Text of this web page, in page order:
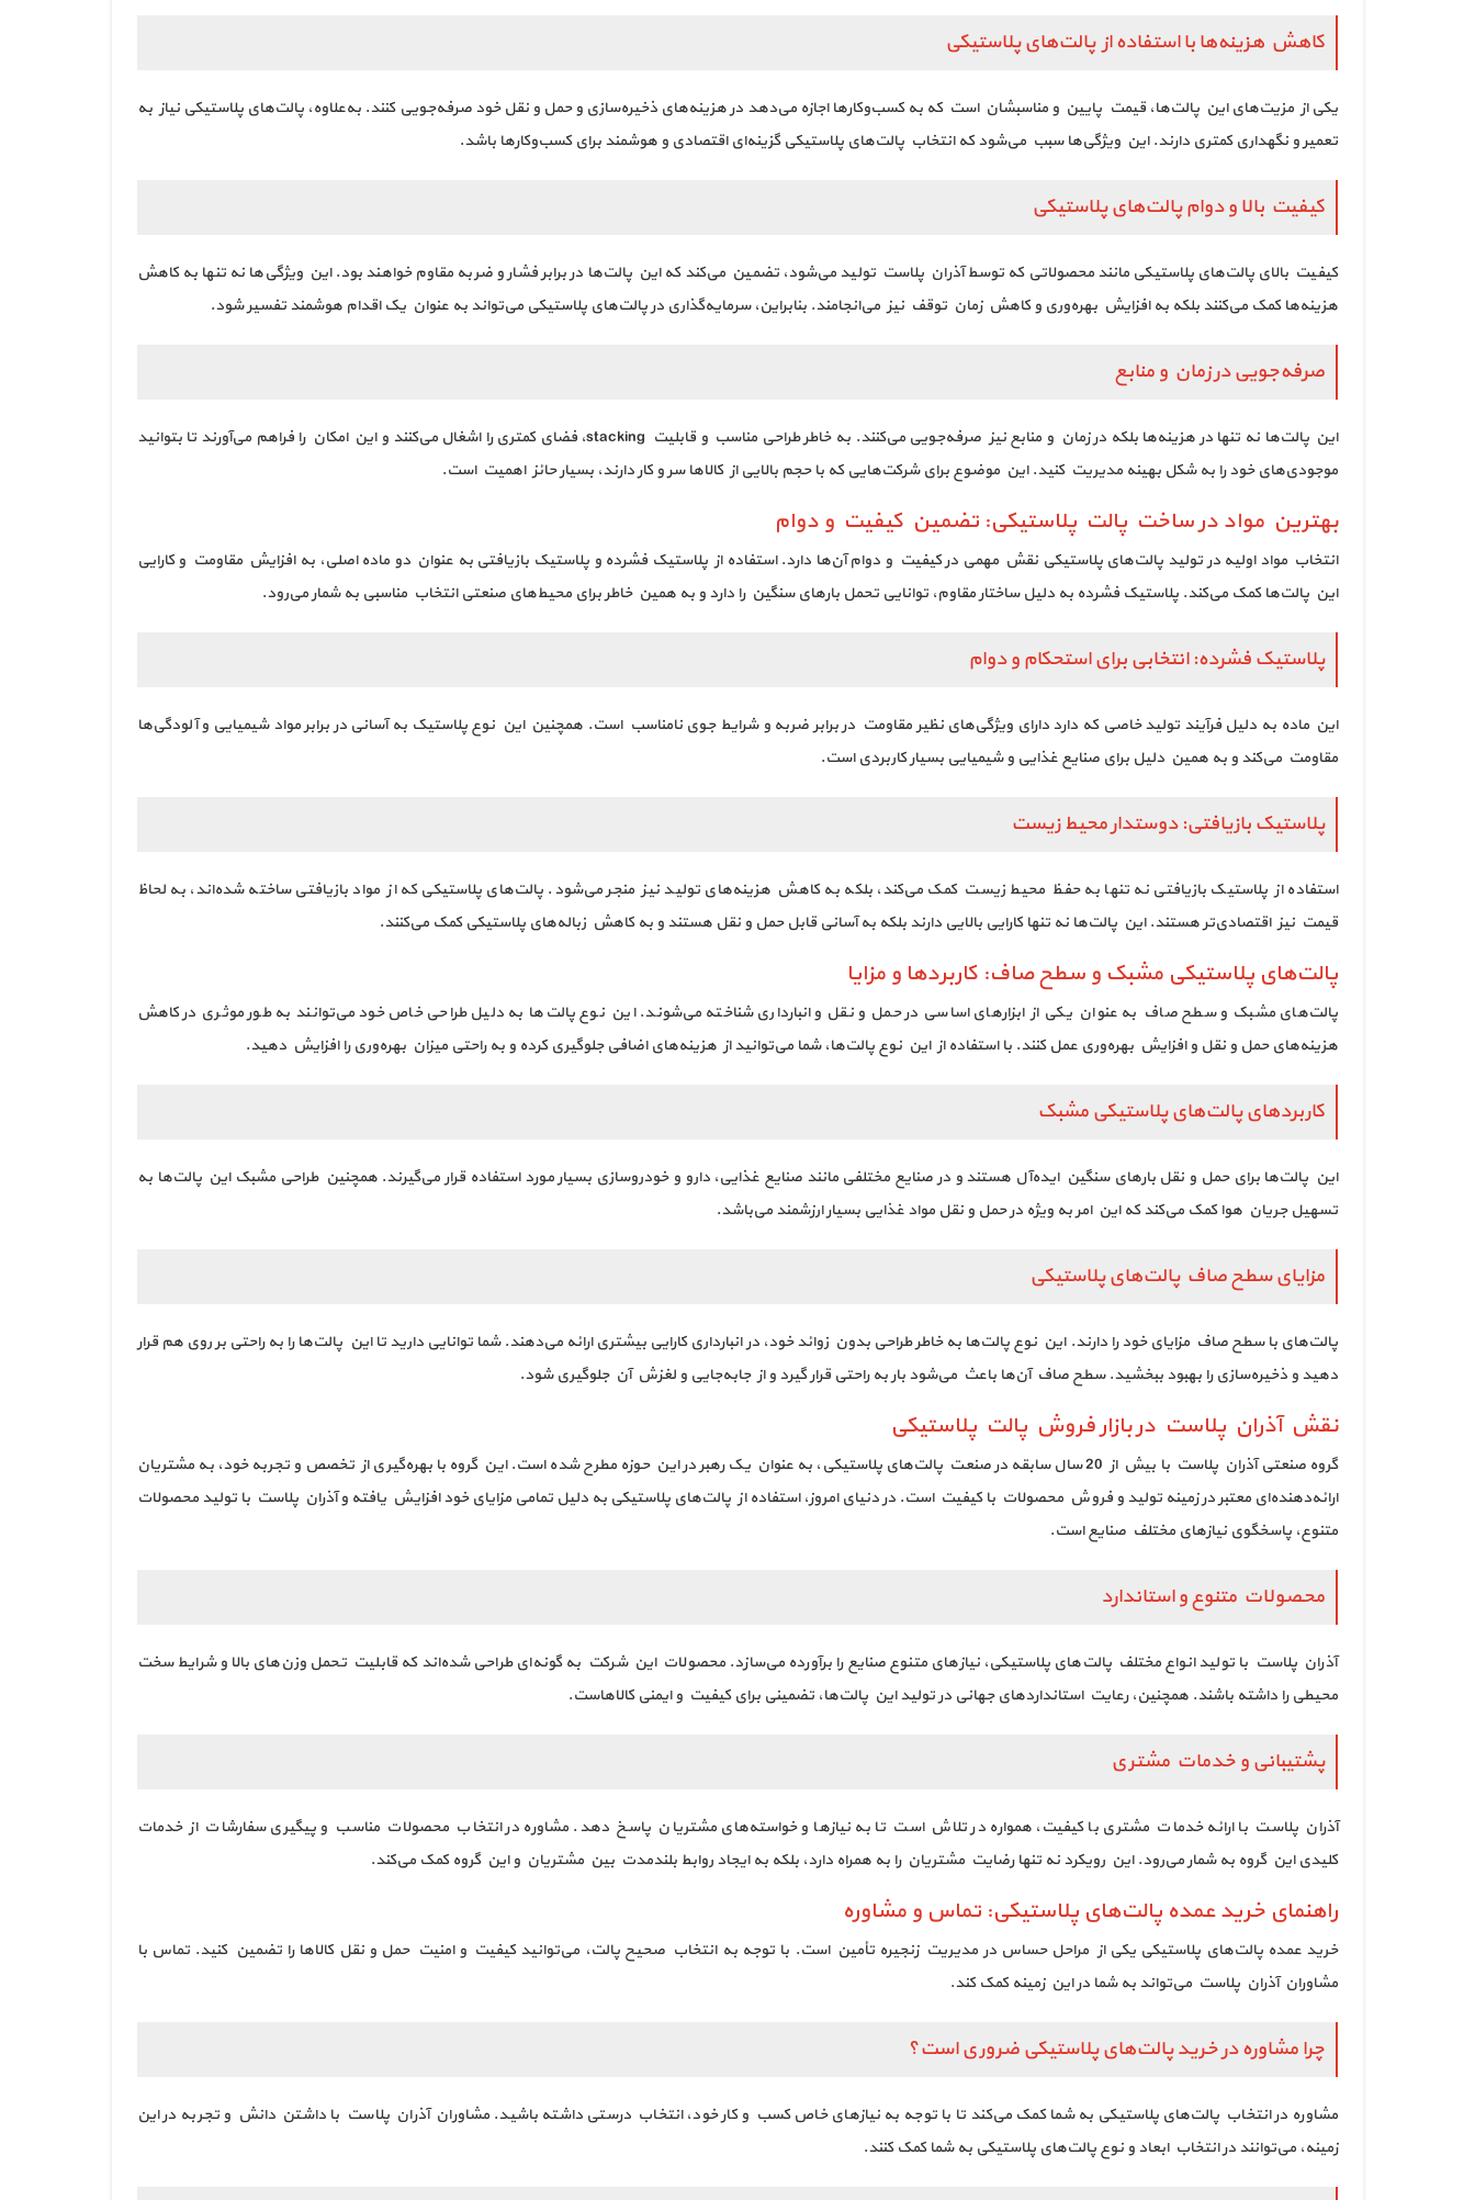
کاهش هزینه‌ها با استفاده از پالت‌های پلاستیکی
یکی از مزیت‌های این پالت‌ها، قیمت پایین و مناسبشان است که به کسب‌وکارها اجازه می‌دهد در هزینه‌های ذخیره‌سازی و حمل و نقل خود صرفه‌جویی کنند. به‌علاوه، پالت‌های پلاستیکی نیاز به
تعمیر و نگهداری کمتری دارند. این ویژگی‌ها سبب می‌شود که انتخاب پالت‌های پلاستیکی گزینه‌ای اقتصادی و هوشمند برای کسب‌وکارها باشد.
کیفیت بالا و دوام پالت‌های پلاستیکی
کیفیت بالای پالت‌های پلاستیکی مانند محصولاتی که توسط آذران پلاست تولید می‌شود، تضمین می‌کند که این پالت‌ها در برابر فشار و ضربه مقاوم خواهند بود. این ویژگی‌ها نه تنها به کاهش
هزینه‌ها کمک می‌کنند بلکه به افزایش بهره‌وری و کاهش زمان توقف نیز می‌انجامند. بنابراین، سرمایه‌گذاری در پالت‌های پلاستیکی می‌تواند به عنوان یک اقدام هوشمند تفسیر شود.
صرفه‌جویی در زمان و منابع
این پالت‌ها نه تنها در هزینه‌ها بلکه در زمان و منابع نیز صرفه‌جویی می‌کنند. به خاطر طراحی مناسب و قابلیت stacking، فضای کمتری را اشغال می‌کنند و این امکان را فراهم می‌آورند تا بتوانید
موجودی‌های خود را به شکل بهینه مدیریت کنید. این موضوع برای شرکت‌هایی که با حجم بالایی از کالاها سر و کار دارند، بسیار حائز اهمیت است.
بهترین مواد در ساخت پالت پلاستیکی: تضمین کیفیت و دوام
انتخاب مواد اولیه در تولید پالت‌های پلاستیکی نقش مهمی در کیفیت و دوام آن‌ها دارد. استفاده از پلاستیک فشرده و پلاستیک بازیافتی به عنوان دو ماده اصلی، به افزایش مقاومت و کارایی
این پالت‌ها کمک می‌کند. پلاستیک فشرده به دلیل ساختار مقاوم، توانایی تحمل بارهای سنگین را دارد و به همین خاطر برای محیط‌های صنعتی انتخاب مناسبی به شمار می‌رود.
پلاستیک فشرده: انتخابی برای استحکام و دوام
این ماده به دلیل فرآیند تولید خاصی که دارد دارای ویژگی‌های نظیر مقاومت در برابر ضربه و شرایط جوی نامناسب است. همچنین این نوع پلاستیک به آسانی در برابر مواد شیمیایی و آلودگی‌ها
مقاومت می‌کند و به همین دلیل برای صنایع غذایی و شیمیایی بسیار کاربردی است.
پلاستیک بازیافتی: دوستدار محیط زیست
استفاده از پلاستیک بازیافتی نه تنها به حفظ محیط زیست کمک می‌کند، بلکه به کاهش هزینه‌های تولید نیز منجر می‌شود. پالت‌های پلاستیکی که از مواد بازیافتی ساخته شده‌اند، به لحاظ
قیمت نیز اقتصادی‌تر هستند. این پالت‌ها نه تنها کارایی بالایی دارند بلکه به آسانی قابل حمل و نقل هستند و به کاهش زباله‌های پلاستیکی کمک می‌کنند.
پالت‌های پلاستیکی مشبک و سطح صاف: کاربردها و مزایا
پالت‌های مشبک و سطح صاف به عنوان یکی از ابزارهای اساسی در حمل و نقل و انبارداری شناخته می‌شوند. این نوع پالت‌ها به دلیل طراحی خاص خود می‌توانند به طور موثری در کاهش
هزینه‌های حمل و نقل و افزایش بهره‌وری عمل کنند. با استفاده از این نوع پالت‌ها، شما می‌توانید از هزینه‌های اضافی جلوگیری کرده و به راحتی میزان بهره‌وری را افزایش دهید.
کاربردهای پالت‌های پلاستیکی مشبک
این پالت‌ها برای حمل و نقل بارهای سنگین ایده‌آل هستند و در صنایع مختلفی مانند صنایع غذایی، دارو و خودروسازی بسیار مورد استفاده قرار می‌گیرند. همچنین طراحی مشبک این پالت‌ها به
تسهیل جریان هوا کمک می‌کند که این امر به ویژه در حمل و نقل مواد غذایی بسیار ارزشمند می‌باشد.
مزایای سطح صاف پالت‌های پلاستیکی
پالت‌های با سطح صاف مزایای خود را دارند. این نوع پالت‌ها به خاطر طراحی بدون زوائد خود، در انبارداری کارایی بیشتری ارائه می‌دهند. شما توانایی دارید تا این پالت‌ها را به راحتی بر روی هم قرار
دهید و ذخیره‌سازی را بهبود ببخشید. سطح صاف آن‌ها باعث می‌شود بار به راحتی قرار گیرد و از جابه‌جایی و لغزش آن جلوگیری شود.
نقش آذران پلاست در بازار فروش پالت پلاستیکی
گروه صنعتی آذران پلاست با بیش از 20 سال سابقه در صنعت پالت‌های پلاستیکی، به عنوان یک رهبر در این حوزه مطرح شده است. این گروه با بهره‌گیری از تخصص و تجربه خود، به مشتریان
ارائه‌دهنده‌ای معتبر در زمینه تولید و فروش محصولات با کیفیت است. در دنیای امروز، استفاده از پالت‌های پلاستیکی به دلیل تمامی مزایای خود افزایش یافته و آذران پلاست با تولید محصولات
متنوع، پاسخگوی نیازهای مختلف صنایع است.
محصولات متنوع و استاندارد
آذران پلاست با تولید انواع مختلف پالت‌های پلاستیکی، نیازهای متنوع صنایع را برآورده می‌سازد. محصولات این شرکت به گونه‌ای طراحی شده‌اند که قابلیت تحمل وزن‌های بالا و شرایط سخت
محیطی را داشته باشند. همچنین، رعایت استانداردهای جهانی در تولید این پالت‌ها، تضمینی برای کیفیت و ایمنی کالاهاست.
پشتیبانی و خدمات مشتری
آذران پلاست با ارائه خدمات مشتری با کیفیت، همواره در تلاش است تا به نیازها و خواسته‌های مشتریان پاسخ دهد. مشاوره در انتخاب محصولات مناسب و پیگیری سفارشات از خدمات
کلیدی این گروه به شمار می‌رود. این رویکرد نه تنها رضایت مشتریان را به همراه دارد، بلکه به ایجاد روابط بلندمدت بین مشتریان و این گروه کمک می‌کند.
راهنمای خرید عمده پالت‌های پلاستیکی: تماس و مشاوره
خرید عمده پالت‌های پلاستیکی یکی از مراحل حساس در مدیریت زنجیره تأمین است. با توجه به انتخاب صحیح پالت، می‌توانید کیفیت و امنیت حمل و نقل کالاها را تضمین کنید. تماس با
مشاوران آذران پلاست می‌تواند به شما در این زمینه کمک کند.
چرا مشاوره در خرید پالت‌های پلاستیکی ضروری است؟
مشاوره در انتخاب پالت‌های پلاستیکی به شما کمک می‌کند تا با توجه به نیازهای خاص کسب و کار خود، انتخاب درستی داشته باشید. مشاوران آذران پلاست با داشتن دانش و تجربه در این
زمینه، می‌توانند در انتخاب ابعاد و نوع پالت‌های پلاستیکی به شما کمک کنند.